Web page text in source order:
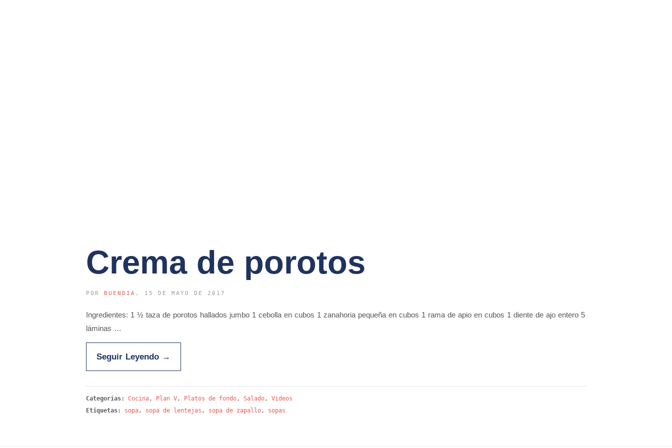
Crema de porotos
POR BUENDIA , 15 DE MAYO DE 2017
Ingredientes: 1 ½ taza de porotos hallados jumbo 1 cebolla en cubos 1 zanahoria pequeña en cubos 1 rama de apio en cubos 1 diente de ajo entero 5
láminas …
Seguir Leyendo →
Categorías: Cocina , Plan V , Platos de fondo , Salado , Videos
Etiquetas:
sopa , sopa de lentejas , sopa de zapallo , sopas